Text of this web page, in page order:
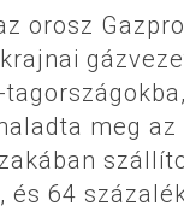
orosz
meg az
és 64